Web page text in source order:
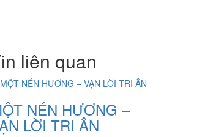
liên quan
NÉN HƯƠNG –
LỜI TRI ÂN